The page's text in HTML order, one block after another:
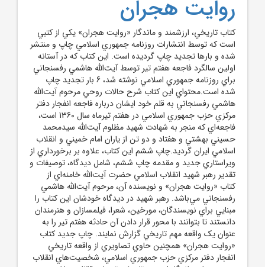
روايت هجران
کتاب تاريخي، ارزشمند و ماندگار «روايت هجران» يکي از کتبي
است که توسط انتشارات روزنامه جمهوري اسلامي چاپ و منتشر
شده و بارها تجديد چاپ گرديده است. اين کتاب که در آستانه
اولين سالگرد فاجعه هفتم تير توسط آيت‌الله هاشمي رفسنجاني
براي روزنامه جمهوري اسلامي نوشته شد، 6 بار تجديد چاپ
شده است.محتواي اين کتاب شرح حالات روحي مرحوم آيت‌الله
هاشمي رفسنجاني به قلم خود ايشان درباره فاجعه انفجار دفتر
مرکزي حزب جمهوري اسلامي در هفتم تيرماه سال 1360 است،
فاجعه‌اي که منجر به شهادت شهيد مظلوم آيت‌الله سيدمحمد
حسيني بهشتي و هفتاد و دو تن از ياران امام خميني و انقلاب
اسلامي ايران گرديد.چاپ ششم اين کتاب، علاوه بر برخورداري از
ويراستاري جديد و مقدمه چاپ ششم، شامل ديدگاه، توصيفات و
تقدير رهبر شهيد انقلاب اسلامي حضرت آيت‌الله خامنه‌اي از
کتاب «روايت هجران» و نويسنده آن، مرحوم آيت‌الله هاشمي
رفسنجاني مي‌باشد. رهبر شهيد در ديدگاه خودشان اين کتاب را
مبنايي براي نويسندگان، مورخين، شعرا، فيلمسازان و هنرمندان
دانستند تا بتوانند با محور قرار دادن آن حادثه هفتم تير را به
عنوان يک واقعه مهم تاريخي گزارش نمايند. چاپ جديد کتاب
«روايت هجران» همچنين حاوي تصاويري از واقعه تاريخي
انفجار دفتر مرکزي حزب جمهوري اسلامي، شخصيت‌هاي انقلاب